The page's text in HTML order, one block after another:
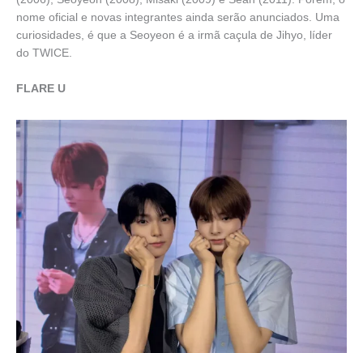
nome oficial e novas integrantes ainda serão anunciados. Uma
curiosidades, é que a Seoyeon é a irmã caçula de Jihyo, líder
do TWICE.
FLARE U